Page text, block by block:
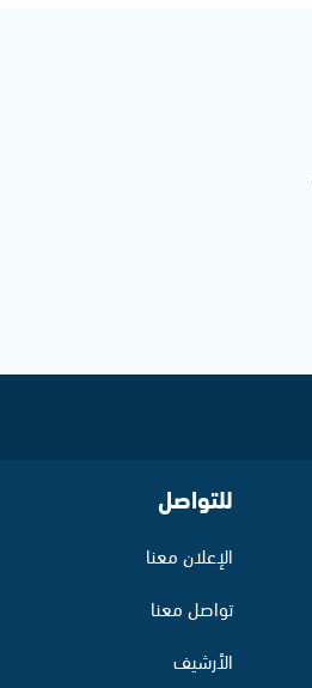
للتواصل
الإعلان معنا
تواصل معنا
الأرشيف